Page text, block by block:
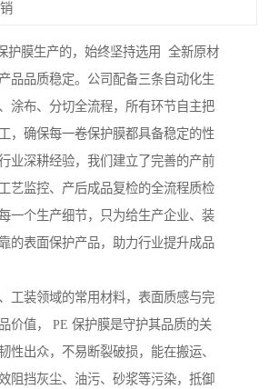
护膜生产的，始终坚持选用 全新原材
品品质稳定。公司配备三条自动化生
涂布、分切全流程，所有环节自主把
，确保每一卷保护膜都具备稳定的性
业深耕经验，我们建立了完善的产前
艺监控、产后成品复检的全流程质检
一个生产细节，只为给生产企业、装
的表面保护产品，助力行业提升成品
工装领域的常用材料，表面质感与完
价值， PE 保护膜是守护其品质的关
性出众，不易断裂破损，能在搬运、
阻挡灰尘、油污、砂浆等污染，抵御